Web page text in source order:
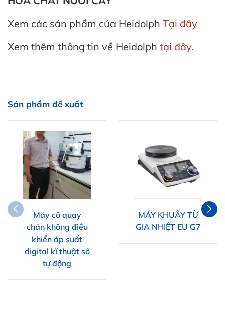
Xem các sản phẩm của Heidolph Tại đây
Xem thêm thông tin về Heidolph tại đây.
Sản phẩm đề xuất
Máy cô quay
chân không điều
khiển áp suất
digital kĩ thuật số
tự động
MÁY KHUẤY TỪ
GIA NHIỆT EU G7